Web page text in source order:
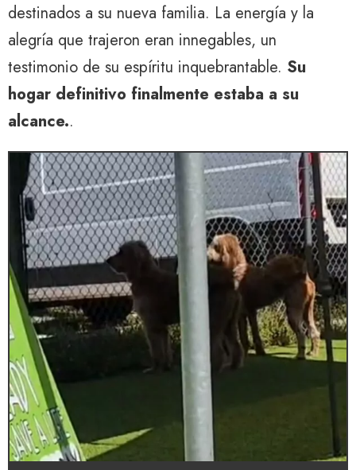
destinados a su nueva familia. La energía y la
alegría que trajeron eran innegables, un
testimonio de su espíritu inquebrantable. Su
hogar definitivo finalmente estaba a su
alcance..